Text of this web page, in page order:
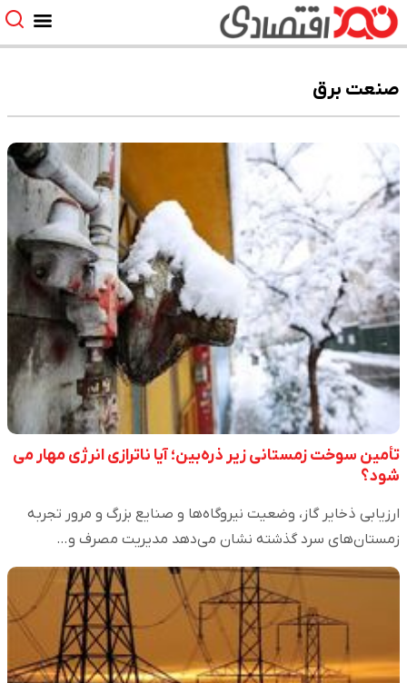
صنعت برق
تأمین سوخت زمستانی زیر ذره‌بین؛ آیا ناترازی انرژی مهار می
شود؟
ارزیابی ذخایر گاز، وضعیت نیروگاه‌ها و صنایع بزرگ و مرور تجربه
زمستان‌های سرد گذشته نشان می‌دهد مدیریت مصرف و…